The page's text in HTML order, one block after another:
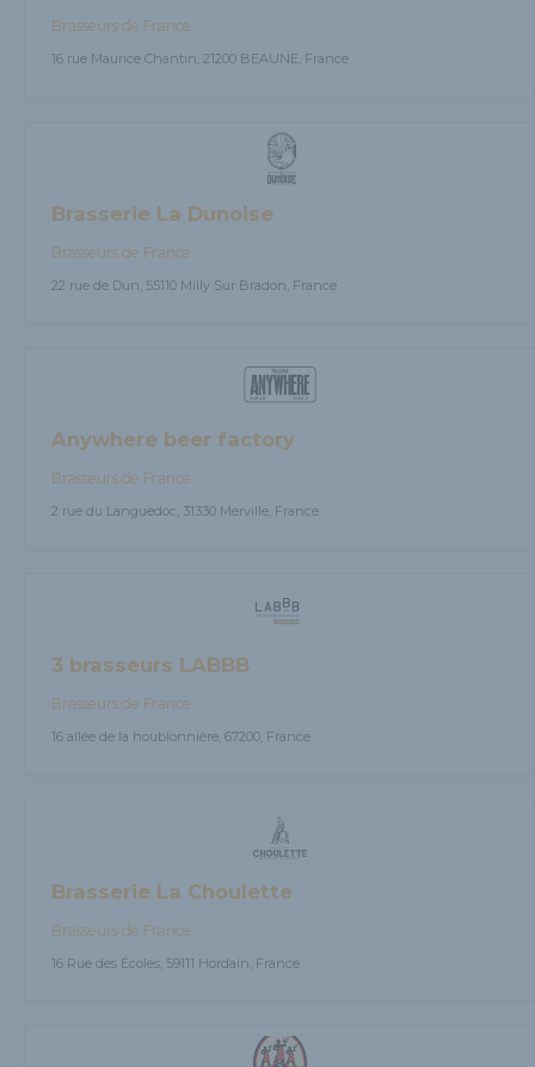
Brasseurs de France
16 rue Maurice Chantin, 21200 BEAUNE, France
Brasserie La Dunoise
Brasseurs de France
22 rue de Dun, 55110 Milly Sur Bradon, France
Anywhere beer factory
Brasseurs de France
2 rue du Languedoc, 31330 Merville, France
3 brasseurs LABBB
Brasseurs de France
16 allée de la houblonnière, 67200, France
Brasserie La Choulette
Brasseurs de France
16 Rue des Écoles, 59111 Hordain, France